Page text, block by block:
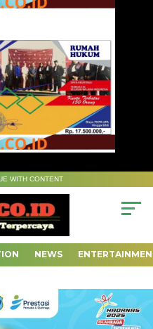
WITH CONTENT
NEWS